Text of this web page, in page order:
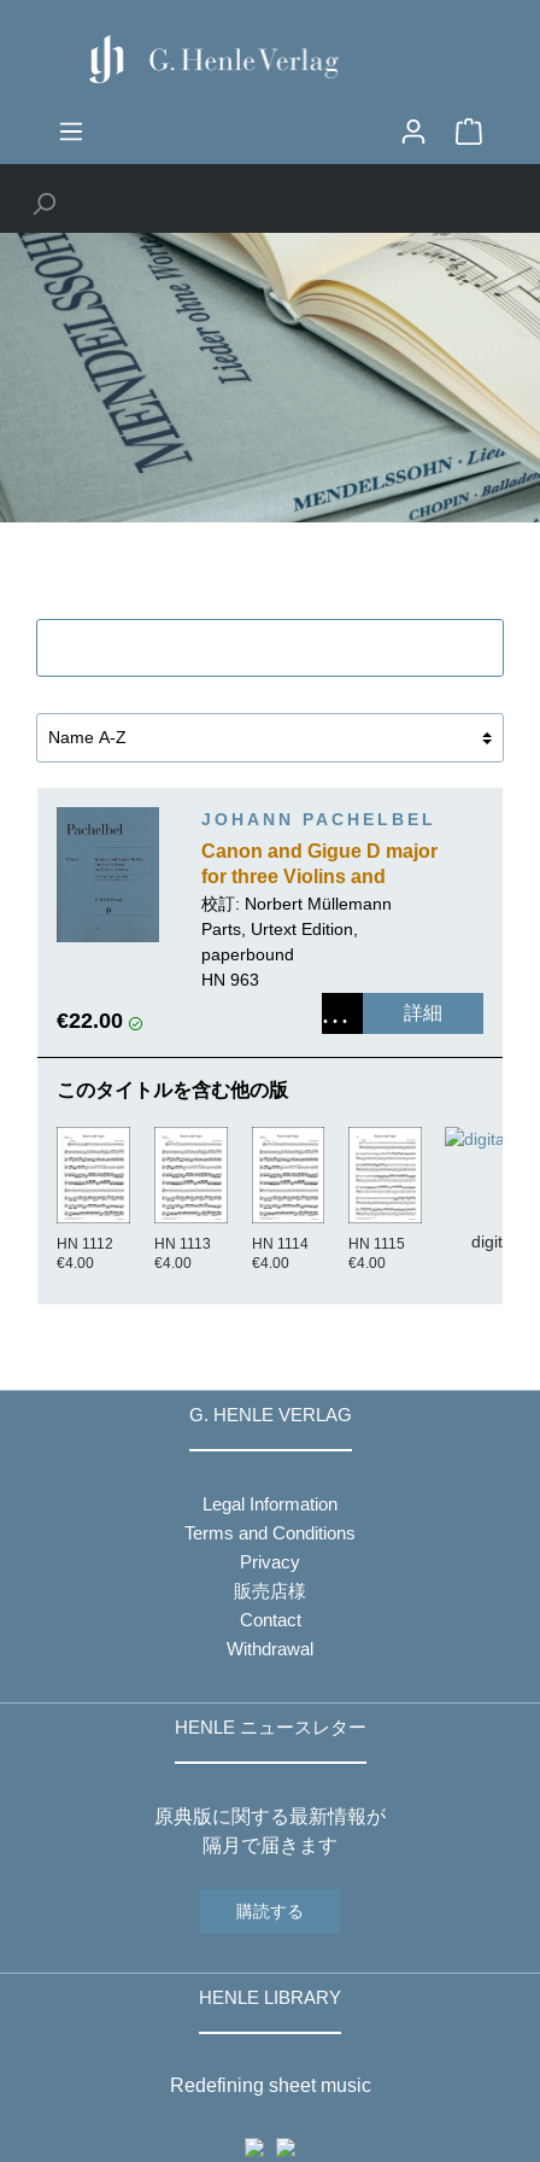
JOHANN PACHELBEL
Canon and Gigue D major
for three Violins and
Basso continuo
校訂: Norbert Müllemann
Parts, Urtext Edition,
paperbound
HN 963
€22.00 詳細
このタイトルを含む他の版
HN 1112
€4.00
HN 1113
€4.00
HN 1114
€4.00
HN 1115
€4.00
digital
G. HENLE VERLAG
Legal Information
Terms and Conditions
Privacy
販売店様
Contact
Withdrawal
HENLE ニュースレター
原典版に関する最新情報が
隔月で届きます
購読する
HENLE LIBRARY
Redefining sheet music